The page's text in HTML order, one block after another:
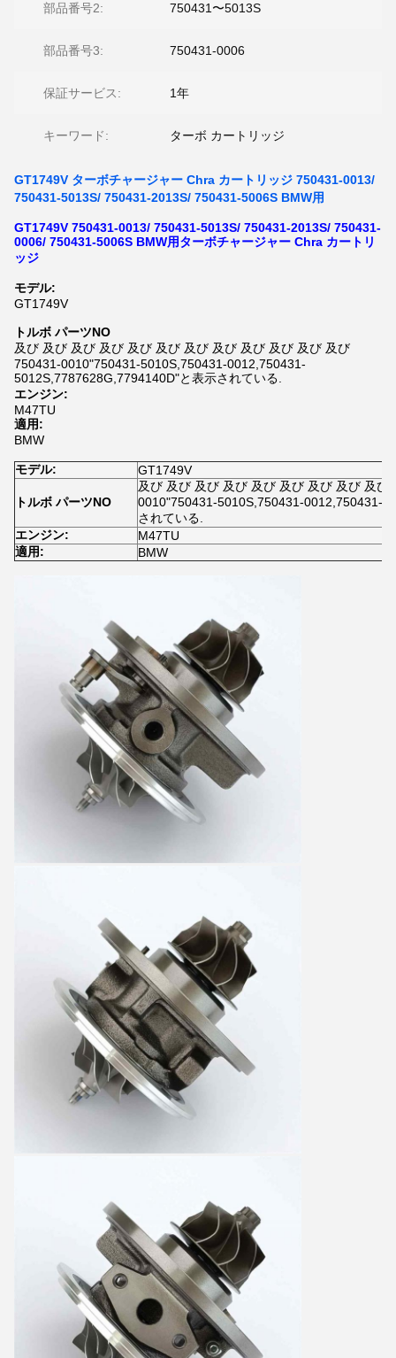
部品番号2: 750431〜5013S
部品番号3: 750431-0006
保証サービス: 1年
キーワード: ターボ カートリッジ
GT1749V ターボチャージャー Chra カートリッジ 750431-0013/
750431-5013S/ 750431-2013S/ 750431-5006S BMW用
GT1749V 750431-0013/ 750431-5013S/ 750431-2013S/ 750431-
0006/ 750431-5006S BMW用ターボチャージャー Chra カートリ
ッジ
モデル:
GT1749V
トルボ パーツNO
及び 及び 及び 及び 及び 及び 及び 及び 及び 及び 及び 及び
750431-0010"750431-5010S,750431-0012,750431-
5012S,7787628G,7794140D"と表示されている.
エンジン:
M47TU
適用:
BMW
モデル: GT1749V
トルボ パーツNO
及び 及び 及び 及び 及び 及び 及び 及び 及び
0010"750431-5010S,750431-0012,750431-
されている.
エンジン:
M47TU
適用:
BMW